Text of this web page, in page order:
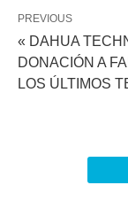
PREVIOUS
« DAHUA
DONACIÓN A
LOS ÚLTIMOS